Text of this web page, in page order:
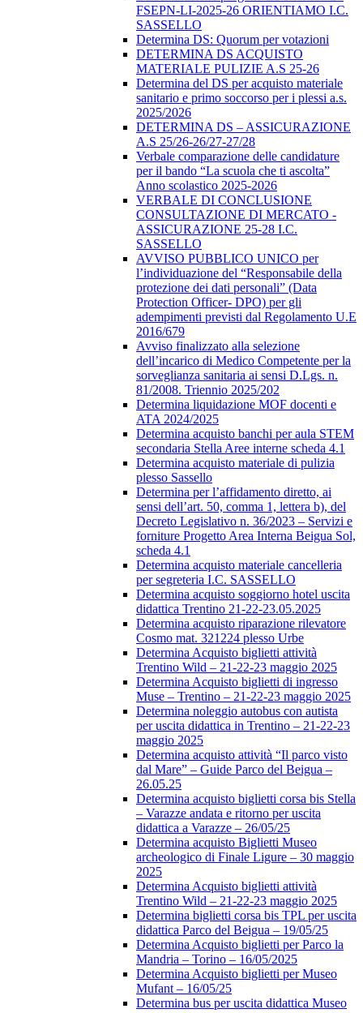
FSEPN-LI-2025-26 ORIENTIAMO I.C.
SASSELLO
Determina DS: Quorum per votazioni
DETERMINA DS ACQUISTO
MATERIALE PULIZIE A.S 25-26
Determina del DS per acquisto materiale
sanitario e primo soccorso per i plessi a.s.
2025/2026
DETERMINA DS – ASSICURAZIONE
A.S 25/26-26/27-27/28
Verbale comparazione delle candidature
per il bando “La scuola che ti ascolta”
Anno scolastico 2025-2026
VERBALE DI CONCLUSIONE
CONSULTAZIONE DI MERCATO -
ASSICURAZIONE 25-28 I.C.
SASSELLO
AVVISO PUBBLICO UNICO per
l’individuazione del “Responsabile della
protezione dei dati personali” (Data
Protection Officer- DPO) per gli
adempimenti previsti dal Regolamento U.E
2016/679
Avviso finalizzato alla selezione
dell’incarico di Medico Competente per la
sorveglianza sanitaria ai sensi D.Lgs. n.
81/2008. Triennio 2025/202
Determina liquidazione MOF docenti e
ATA 2024/2025
Determina acquisto banchi per aula STEM
secondaria Stella Aree interne scheda 4.1
Determina acquisto materiale di pulizia
plesso Sassello
Determina per l’affidamento diretto, ai
sensi dell’art. 50, comma 1, lettera b), del
Decreto Legislativo n. 36/2023 – Servizi e
forniture Progetto Area Interna Beigua Sol,
scheda 4.1
Determina acquisto materiale cancelleria
per segreteria I.C. SASSELLO
Determina acquisto soggiorno hotel uscita
didattica Trentino 21-22-23.05.2025
Determina acquisto riparazione rilevatore
Cosmo mat. 321224 plesso Urbe
Determina Acquisto biglietti attività
Trentino Wild – 21-22-23 maggio 2025
Determina Acquisto biglietti di ingresso
Muse – Trentino – 21-22-23 maggio 2025
Determina noleggio autobus con autista
per uscita didattica in Trentino – 21-22-23
maggio 2025
Determina acquisto attività “Il parco visto
dal Mare” – Guide Parco del Beigua –
26.05.25
Determina acquisto biglietti corsa bis Stella
– Varazze andata e ritorno per uscita
didattica a Varazze – 26/05/25
Determina acquisto Biglietti Museo
archeologico di Finale Ligure – 30 maggio
2025
Determina Acquisto biglietti attività
Trentino Wild – 21-22-23 maggio 2025
Determina biglietti corsa bis TPL per uscita
didattica Parco del Beigua – 19/05/25
Determina Acquisto biglietti per Parco la
Mandria – Torino – 16/05/2025
Determina Acquisto biglietti per Museo
Mufant – 16/05/25
Determina bus per uscita didattica Museo